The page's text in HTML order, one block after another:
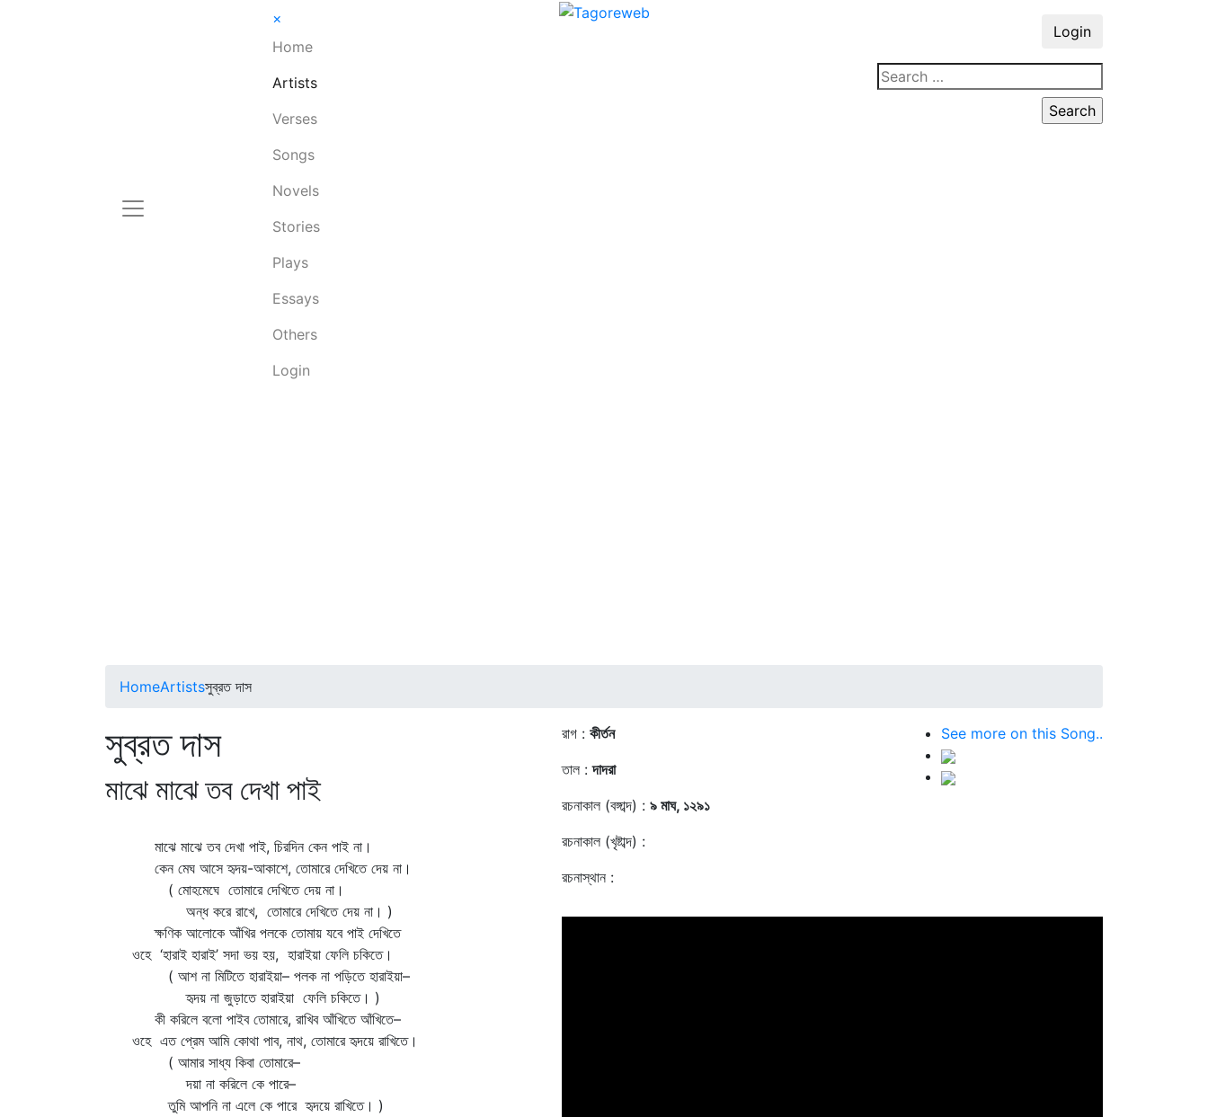
×
Home
Artists
Verses
Songs
Novels
Stories
Plays
Essays
Others
Login
Login
HomeArtistsসুব্রত দাস
সুব্রত দাস
মাঝে মাঝে তব দেখা পাই
মাঝে মাঝে তব দেখা পাই, চিরদিন কেন পাই না।
কেন মেঘ আসে হৃদয়-আকাশে, তোমারে দেখিতে দেয় না।
( মোহমেঘে তোমারে দেখিতে দেয় না।
অন্ধ করে রাখে, তোমারে দেখিতে দেয় না। )
ক্ষণিক আলোকে আঁখির পলকে তোমায় যবে পাই দেখিতে
ওহে ‘হারাই হারাই’ সদা ভয় হয়, হারাইয়া ফেলি চকিতে।
( আশ না মিটিতে হারাইয়া– পলক না পড়িতে হারাইয়া–
হৃদয় না জুড়াতে হারাইয়া ফেলি চকিতে। )
কী করিলে বলো পাইব তোমারে, রাখিব আঁখিতে আঁখিতে–
ওহে এত প্রেম আমি কোথা পাব, নাথ, তোমারে হৃদয়ে রাখিতে।
( আমার সাধ্য কিবা তোমারে–
দয়া না করিলে কে পারে–
তুমি আপনি না এলে কে পারে হৃদয়ে রাখিতে। )
রাগ : কীর্তন
তাল :দাদরা
রচনাকাল (বঙ্গাব্দ) : ৯ মাঘ, ১২৯১
রচনাকাল (খৃষ্টাব্দ) :
রচনাস্থান :
See more on this Song..